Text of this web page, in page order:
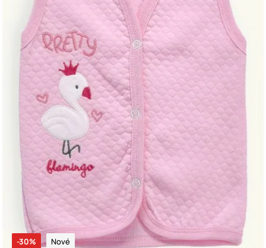
-30% Nové